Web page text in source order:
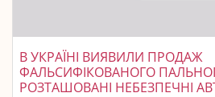
В УКРАЇНІ ВИЯВИЛИ ПРОДАЖ
ФАЛЬСИФІКОВАНОГО
РОЗТАШОВАНІ НЕБЕЗПЕЧНІ